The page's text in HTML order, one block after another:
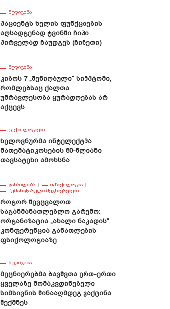
ᲛᲔᲓᲘᲪᲘᲜᲐ
Პაციენტს Ხელის Ფუნქციების
Აღსადგენად Ტვინში Ჩიპი
Პირველად Ჩაუდგეს (ჩინეთი)
ᲛᲔᲓᲘᲪᲘᲜᲐ
Კიბოს 7 „შენიღბული“ Სიმპტომი,
Რომლებსაც Ქალთა
Უმრავლესობა Ყურადღებას Არ
Აქცევს
ᲢᲔᲥᲜᲝᲚᲝᲒᲘᲔᲑᲘ
Ხელოვნურმა Ინტელექტმა
Მათემატიკოსების 80-Წლიანი
Თავსატეხი Ამოხსნა
ᲒᲐᲜᲐᲗᲚᲔᲑᲐ
ᲤᲡᲘᲥᲝᲚᲝᲒᲘᲐ
ᲰᲣᲛᲐᲜᲘᲢᲐᲠᲣᲚᲘ ᲛᲔᲪᲜᲘᲔᲠᲔᲑᲔᲑᲘ
Როგორ Შევცვალოთ
Საგანმანათლებლო Გარემო:
Ორგანიზაცია „ახალი Ნაკადის“
Კონფერენცია Განათლების
Ფსიქოლოგიაზე
ᲛᲔᲓᲘᲪᲘᲜᲐ
Მეცნიერებმა Ბავშვთა Ერთ-Ერთი
Ყველაზე Მომაკვდინებელი
Სიმსივნის Წინააღმდეგ Ვაქცინა
Შექმნეს